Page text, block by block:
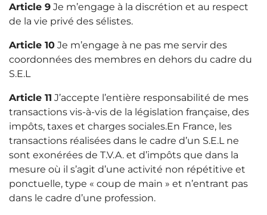
Article 9 Je m’engage à la discrétion et au respect
de la vie privé des sélistes.
Article 10 Je m’engage à ne pas me servir des
coordonnées des membres en dehors du cadre du
S.E.L
Article 11 J’accepte l’entière responsabilité de mes
transactions vis-à-vis de la législation française, des
impôts, taxes et charges sociales.En France, les
transactions réalisées dans le cadre d’un S.E.L ne
sont exonérées de T.V.A. et d’impôts que dans la
mesure où il s’agit d’une activité non répétitive et
ponctuelle, type « coup de main » et n’entrant pas
dans le cadre d’une profession.